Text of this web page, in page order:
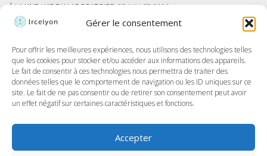
Gérer le consentement
Pour offrir les meilleures expériences, nous utilisons des technologies telles
que les cookies pour stocker et/ou accéder aux informations des appareils.
Le fait de consentir à ces technologies nous permettra de traiter des
données telles que le comportement de navigation ou les ID uniques sur ce
site. Le fait de ne pas consentir ou de retirer son consentement peut avoir
un effet négatif sur certaines caractéristiques et fonctions.
Accepter
À LA UNE /VIE DU LABORATOIRE 27 JUILLET 2026
IRCELYON LANCE SON PROGRAMME DES AMBASSADEURS SUR LINKEDIN
À Ircelyon, nous formons les chercheur·e·s de demain, et aujourd’hui,
à travers un tout nouveau programme : les Ambassadeurs et
Ambassadrices d’Ircelyon !...